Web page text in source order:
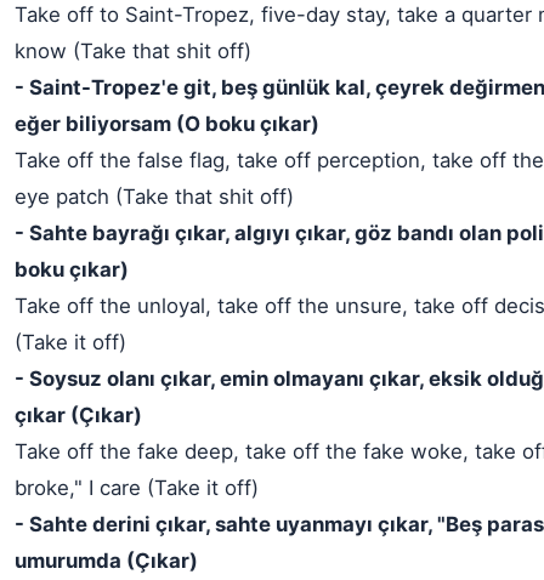
Take off to Saint-Tropez, five-day stay, take a quarter
know (Take that shit off)
- Saint-Tropez'e git, beş günlük kal, çeyrek
eğer biliyorsam (O boku çıkar)
Take off the false flag, take off perception, take off
eye patch (Take that shit off)
- Sahte bayrağı çıkar, algıyı çıkar, göz bandı olan
boku çıkar)
Take off the unloyal, take off the unsure, take off
(Take it off)
- Soysuz olanı çıkar, emin olmayanı çıkar, eksik
çıkar (Çıkar)
Take off the fake deep, take off the fake woke, take
broke," I care (Take it off)
- Sahte derini çıkar, sahte uyanmayı çıkar, "Beş
umurumda (Çıkar)